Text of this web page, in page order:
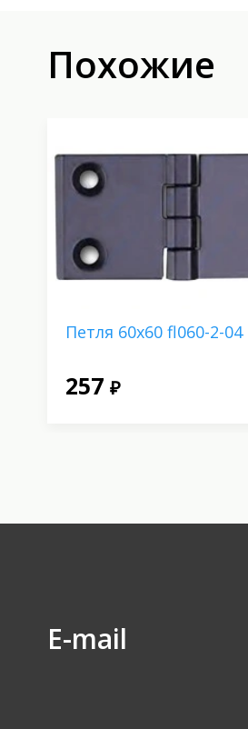
Похожие
Петля 60х60 fl060-2-04
257 ₽
E-mail